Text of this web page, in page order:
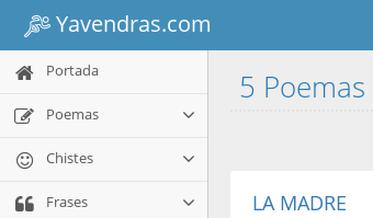
Yavendras.com
Portada
Poemas
Chistes
Frases
5
LA MADRE